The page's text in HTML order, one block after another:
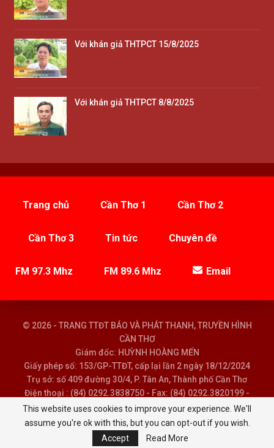
Với khán giả THTPCT 15/8/2025
Với khán giả THTPCT 8/8/2025
Trang chủ Cần Thơ 1 Cần Thơ 2
Cần Thơ 3 Tin tức Chuyên đề
FM 97.3 Mhz FM 89.6 Mhz Email
© 2026 - TRANG TTĐT BÁO VÀ PHÁT THANH, TRUYỀN HÌNH
CẦN THƠ
Giám đốc: HUỲNH HOÀNG MẾN
Giấy phép số: 153/GP-TTĐT, cấp lại lần 2 ngày 18/12/2024
Trụ sở: số 409 đường 30/4, P. Tân An, Thành phố Cần Thơ
Điện thoại : (84) 0292.3838750 - Fax: (84) 0292.3820199 -
Email : baoptth@cantho.gov.vn
This website uses cookies to improve your experience. We'll
assume you're ok with this, but you can opt-out if you wish.
Accept
Read More